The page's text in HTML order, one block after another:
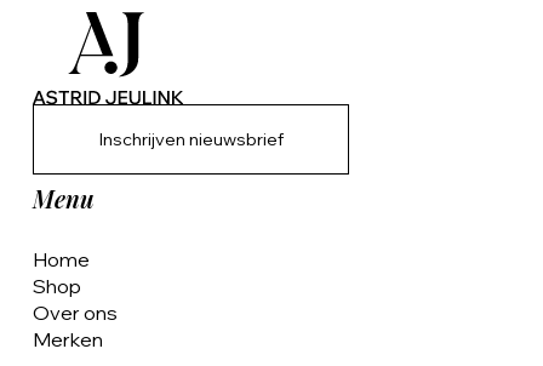
Inschrijven nieuwsbrief
Menu
Home
Shop
Over ons
Merken